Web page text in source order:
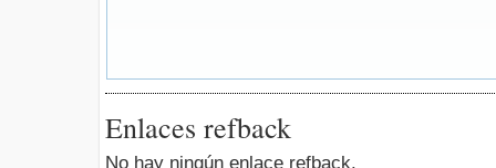
Enlaces refback
No hay ningún enlace refback.